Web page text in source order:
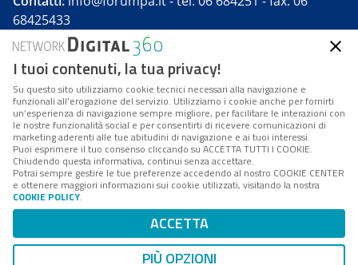
68425433
Forumpa.itè una pubblicazione telematica iscritta
presso Registro della stampa del Tribunale di Roma -
Reg. n. 182 del 2 maggio 2008 - Direttore resp. Michela
Stentella
FPA s.r.l. è società soggetta a Direzione e
Coordinamento da parte di Digital360 S.p.A. - FPA s.r.l.
è un'azienda certificata per il sistema di management
Codice Fiscale/Partita IVA n. 10693191008 - R.E.A. Roma
n. 1249791. ISP AWS
Mappa del sito
I tuoi contenuti, la tua privacy!
Su questo sito utilizziamo cookie tecnici necessari alla navigazione e
funzionali all’erogazione del servizio. Utilizziamo i cookie anche per fornirti
un’esperienza di navigazione sempre migliore, per facilitare le interazioni con
le nostre funzionalità social e per consentirti di ricevere comunicazioni di
marketing aderenti alle tue abitudini di navigazione e ai tuoi interessi.
Puoi esprimere il tuo consenso cliccando su ACCETTA TUTTI I COOKIE.
Chiudendo questa informativa, continui senza accettare.
Potrai sempre gestire le tue preferenze accedendo al nostro COOKIE CENTER
e ottenere maggiori informazioni sui cookie utilizzati, visitando la nostra
COOKIE POLICY.
ACCETTA
PIÙ OPZIONI